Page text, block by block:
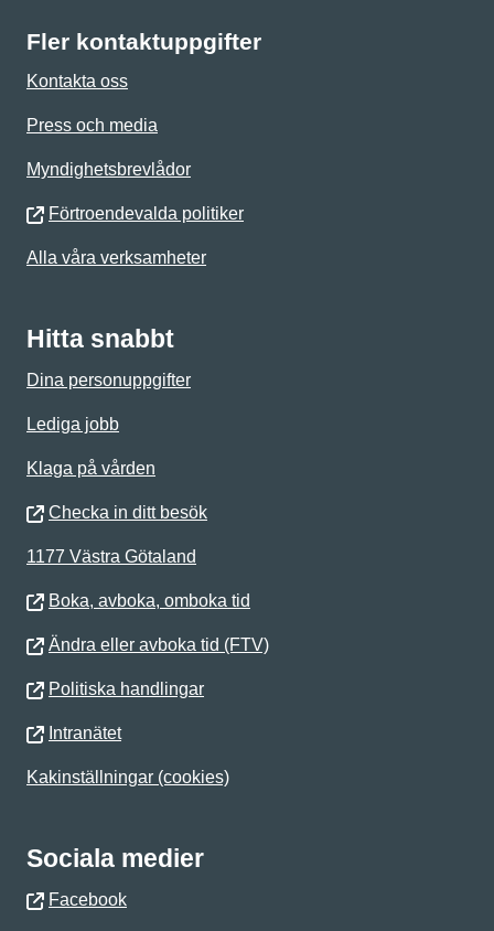
Fler kontaktuppgifter
Kontakta oss
Press och media
Myndighetsbrevlådor
Förtroendevalda politiker
Alla våra verksamheter
Hitta snabbt
Dina personuppgifter
Lediga jobb
Klaga på vården
Checka in ditt besök
1177 Västra Götaland
Boka, avboka, omboka tid
Ändra eller avboka tid (FTV)
Politiska handlingar
Intranätet
Kakinställningar (cookies)
Sociala medier
Facebook